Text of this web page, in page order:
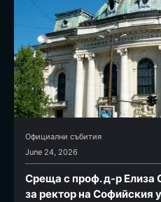
Официални събития
June 24, 2026
Среща с проф. д-р Елиза
за ректор на Софийския